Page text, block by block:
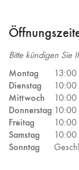
Bitte kündigen Sie
Montag
13:00
Dienstag
10:00
Mittwoch
10:00
Donnerstag 10:00
Freitag
10:00
Samstag
10:00
Sonntag